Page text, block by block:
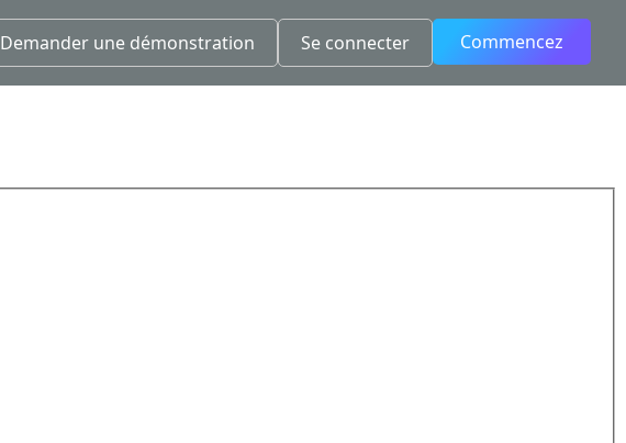
Demander une démonstration Se connecter Commencez